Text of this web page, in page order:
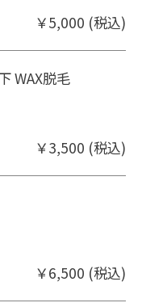
￥5,000 (税込)
WAX脱毛
￥3,500 (税込)
￥6,500 (税込)